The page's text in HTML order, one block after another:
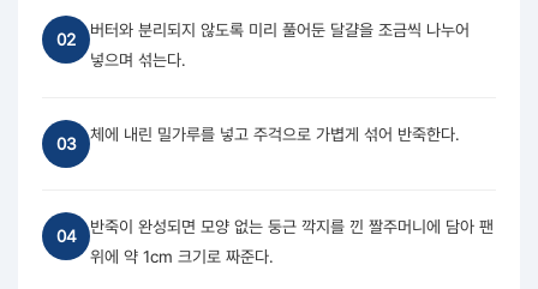
02
버터와 분리되지 않도록 미리 풀어둔 달걀을 조금씩 나누어
넣으며 섞는다.
03 체에 내린 밀가루를 넣고 주걱으로 가볍게 섞어 반죽한다.
04
반죽이 완성되면 모양 없는 둥근 깍지를 낀 짤주머니에 담아 팬
위에 약 1cm 크기로 짜준다.